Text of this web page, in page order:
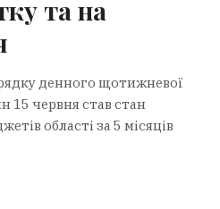
та на
денного щотижневої
15 червня став стан
області за 5 місяців